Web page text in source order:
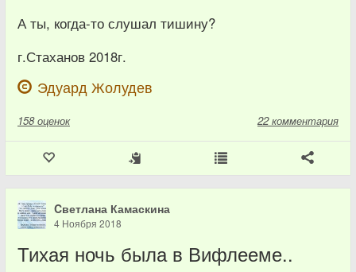
А ты, когда-то слушал тишину?
г.Стаханов 2018г.
Эдуард Жолудев
158 оценок 22 комментария
Cветлана Камаскина
4 Ноября 2018
Тихая ночь была в Вифлееме..